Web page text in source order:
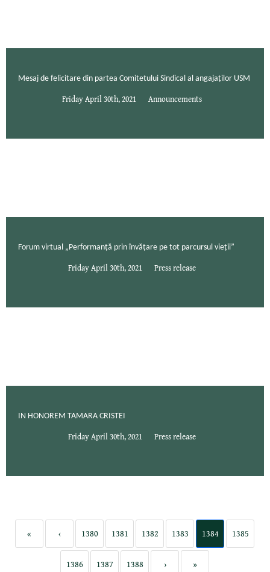
Mesaj de felicitare din partea Comitetului Sindical al angajaților USM
Friday April 30th, 2021 Announcements
Forum virtual „Performanță prin învățare pe tot parcursul vieții”
Friday April 30th, 2021 Press release
IN HONOREM TAMARA CRISTEI
Friday April 30th, 2021 Press release
« ‹ 1380 1381 1382 1383 1384 1385
1386 1387 1388 › »